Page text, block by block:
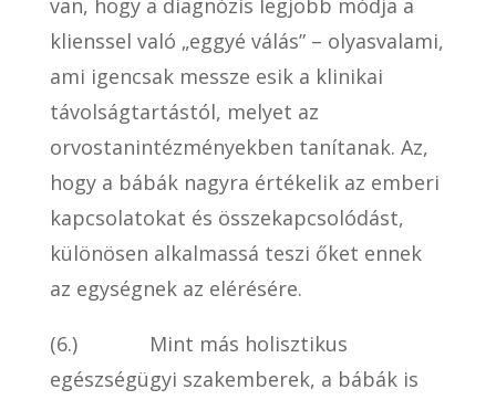
van, hogy a diagnózis legjobb módja a
klienssel való „eggyé válás” – olyasvalami,
ami igencsak messze esik a klinikai
távolságtartástól, melyet az
orvostanintézményekben tanítanak. Az,
hogy a bábák nagyra értékelik az emberi
kapcsolatokat és összekapcsolódást,
különösen alkalmassá teszi őket ennek
az egységnek az elérésére.
(6.) Mint más holisztikus
egészségügyi szakemberek, a bábák is